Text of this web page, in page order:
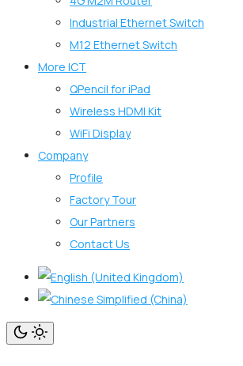
Industrial Ethernet Switch
M12 Ethernet Switch
More ICT
QPencil for iPad
Wireless HDMI Kit
WiFi Display
Company
Profile
Factory Tour
Our Partners
Contact Us